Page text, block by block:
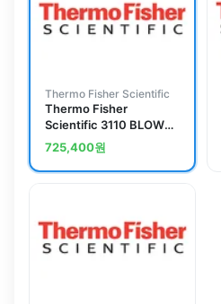
Thermo Fisher Scientific
Thermo Fisher
Scientific 3110 BLOWER
MOTOR REPLACE
725,400원